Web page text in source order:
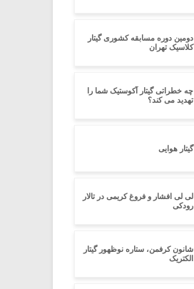
دومین دوره مسابقه کشوری گیتار
کلاسیک تهران
چه خطراتی گیتار آکوستیک شما را
تهدید می کند؟
گیتار هوایی
لی لی افشار و فروغ کریمی در تالار
رودکی
شانون کرفمن، ستاره نوظهور گیتار
الکتریک